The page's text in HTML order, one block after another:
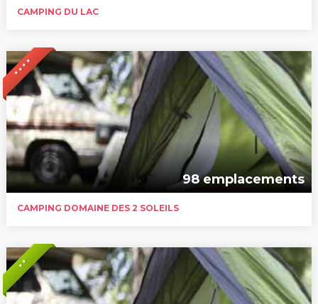
CAMPING DU LAC
* * * *
98 emplacements
CAMPING DOMAINE DES 2 SOLEILS
* *